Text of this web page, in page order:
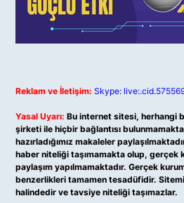
Reklam ve İletişim: Skype:
Yasal Uyarı: Bu internet sitesi, herhangi
şirketi ile hiçbir bağlantısı
hazırladığımız makaleler
haber niteliği taşımamakta olup, gerçek
paylaşım yapılmamaktadır. Gerçek
benzerlikleri tamamen tesadüfidir.
halindedir ve tavsiye niteliği taşımazlar.